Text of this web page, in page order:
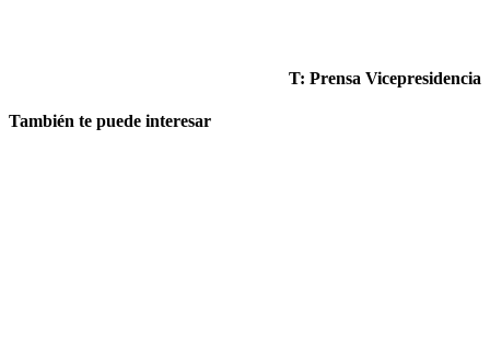
T: Prensa Vicepresidencia
También te puede interesar